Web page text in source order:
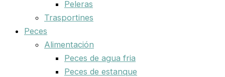
Peleras
Trasportines
Peces
Alimentación
Peces de agua fria
Peces de estanque